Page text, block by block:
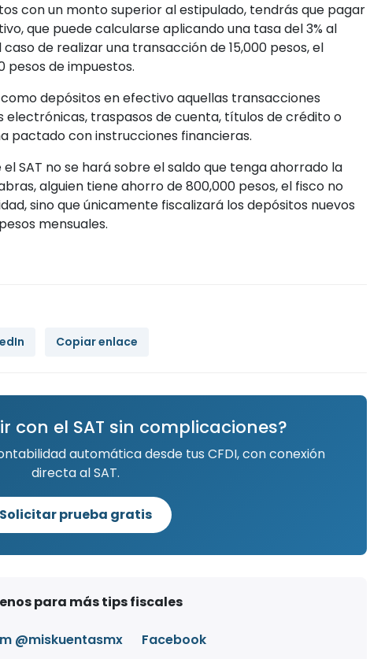
con un monto superior al estipulado, tendrás que pagar
que puede calcularse aplicando una tasa del 3% al
de realizar una transacción de 15,000 pesos, el
de impuestos.
depósitos en efectivo aquellas transacciones
traspasos de cuenta, títulos de crédito o
pactado con instrucciones financieras.
SAT no se hará sobre el saldo que tenga ahorrado la
alguien tiene ahorro de 800,000 pesos, el fisco no
sino que únicamente fiscalizará los depósitos nuevos
mensuales.
Copiar enlace
con el SAT sin complicaciones?
automática desde tus CFDI, con conexión
directa al SAT.
Solicitar prueba gratis
para más tips fiscales
@miskuentasmx Facebook